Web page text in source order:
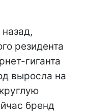
резидента
гиганта
выросла на
бренд